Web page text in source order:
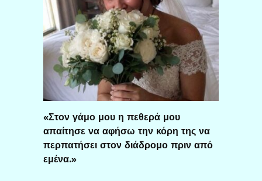
«Στον γάμο μου η πεθερά μου
απαίτησε να αφήσω την κόρη της να
περπατήσει στον διάδρομο πριν από
εμένα.»